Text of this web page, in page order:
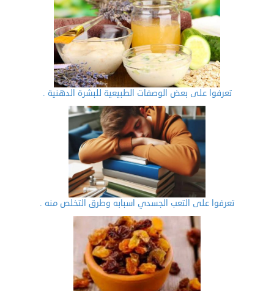
تعرفوا على بعض الوصفات الطبيعية للبشرة الدهنية .
تعرفوا على التعب الجسدي اسبابه وطرق التخلص منه .